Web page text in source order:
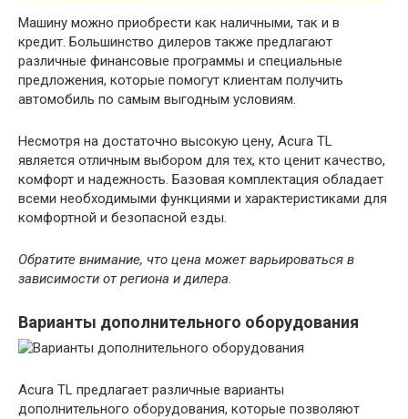
Машину можно приобрести как наличными, так и в
кредит. Большинство дилеров также предлагают
различные финансовые программы и специальные
предложения, которые помогут клиентам получить
автомобиль по самым выгодным условиям.
Несмотря на достаточно высокую цену, Acura TL
является отличным выбором для тех, кто ценит качество,
комфорт и надежность. Базовая комплектация обладает
всеми необходимыми функциями и характеристиками для
комфортной и безопасной езды.
Обратите внимание, что цена может варьироваться в
зависимости от региона и дилера.
Варианты дополнительного оборудования
Аcura TL предлагает различные варианты
дополнительного оборудования, которые позволяют